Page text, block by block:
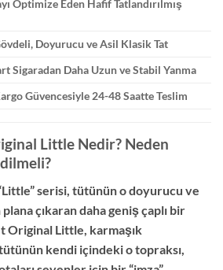
Optimize Eden Hafif Tatlandırılmış
Doyurucu ve Asil Klasik Tat
Sigaradan Daha Uzun ve Stabil Yanma
Güvencesiyle 24-48 Saatte Teslim
Little Nedir? Neden
serisi, tütünün o doyurucu ve
çıkaran daha geniş çaplı bir
Original Little, karmaşık
kendi içindeki o topraksı,